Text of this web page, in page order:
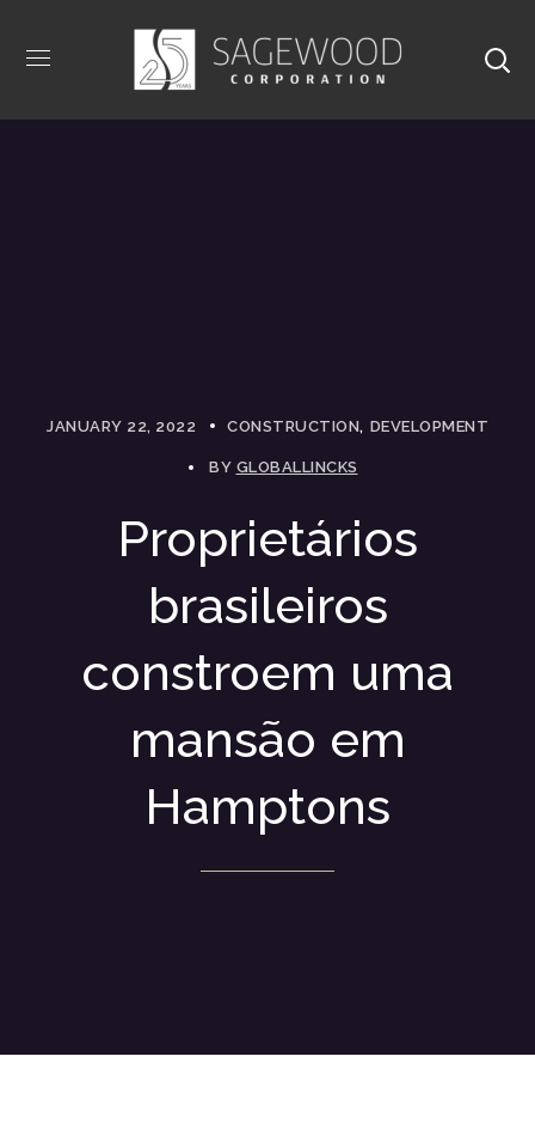
JANUARY 22, 2022 CONSTRUCTION DEVELOPMENT
BY GLOBALLINCKS
Proprietários
brasileiros
constroem uma
mansão em
Hamptons